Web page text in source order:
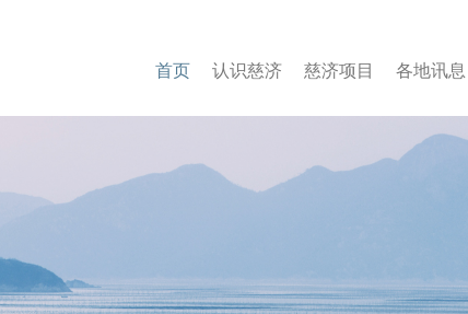
首页 认识慈济 慈济项 目 各地讯息